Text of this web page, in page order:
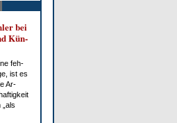
bei
Kün­
feh­
ist es
Ar­